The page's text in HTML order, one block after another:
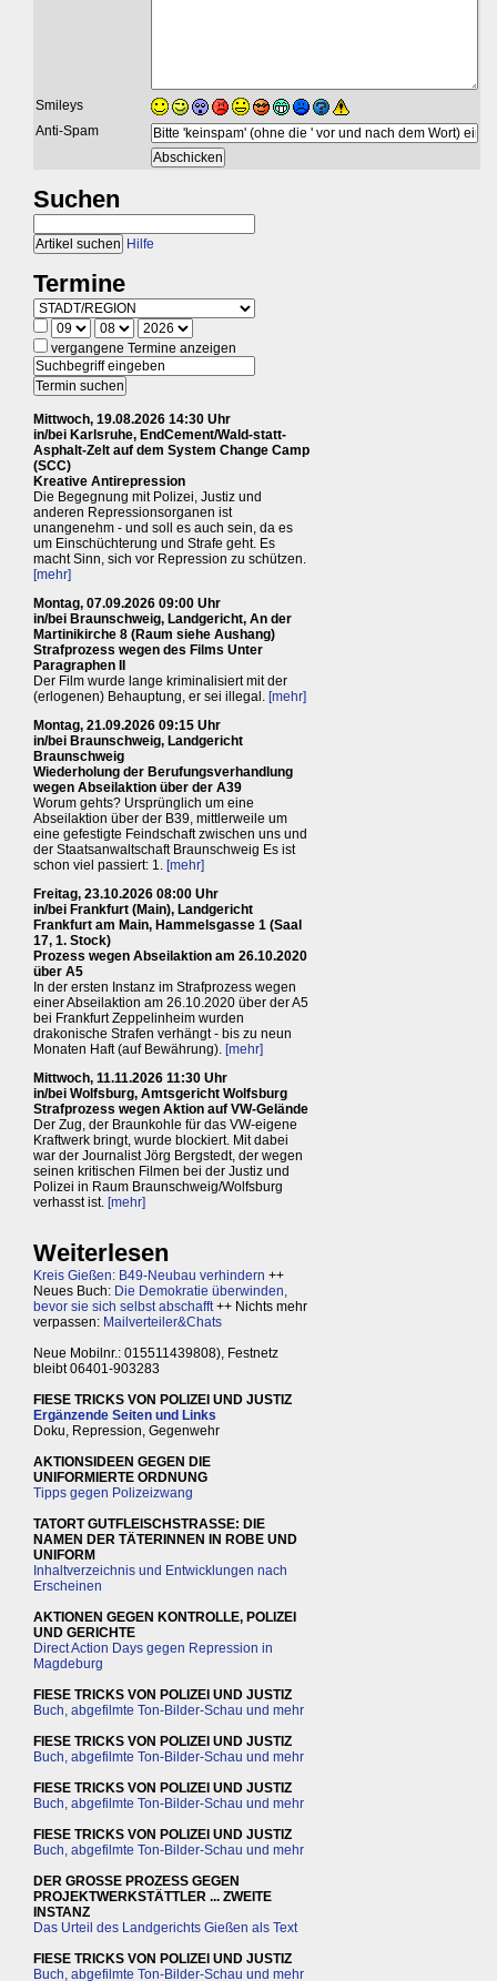
Smileys
Anti-Spam
Suchen
Hilfe
Termine
vergangene Termine anzeigen
Mittwoch, 19.08.2026 14:30 Uhr
in/bei Karlsruhe, EndCement/Wald-statt-
Asphalt-Zelt auf dem System Change Camp
(SCC)
Kreative Antirepression
Die Begegnung mit Polizei, Justiz und
anderen Repressionsorganen ist
unangenehm - und soll es auch sein, da es
um Einschüchterung und Strafe geht. Es
macht Sinn, sich vor Repression zu schützen.
[mehr]
Montag, 07.09.2026 09:00 Uhr
in/bei Braunschweig, Landgericht, An der
Martinikirche 8 (Raum siehe Aushang)
Strafprozess wegen des Films Unter
Paragraphen II
Der Film wurde lange kriminalisiert mit der
(erlogenen) Behauptung, er sei illegal. [mehr]
Montag, 21.09.2026 09:15 Uhr
in/bei Braunschweig, Landgericht
Braunschweig
Wiederholung der Berufungsverhandlung
wegen Abseilaktion über der A39
Worum gehts? Ursprünglich um eine
Abseilaktion über der B39, mittlerweile um
eine gefestigte Feindschaft zwischen uns und
der Staatsanwaltschaft Braunschweig Es ist
schon viel passiert: 1. [mehr]
Freitag, 23.10.2026 08:00 Uhr
in/bei Frankfurt (Main), Landgericht
Frankfurt am Main, Hammelsgasse 1 (Saal
17, 1. Stock)
Prozess wegen Abseilaktion am 26.10.2020
über A5
In der ersten Instanz im Strafprozess wegen
einer Abseilaktion am 26.10.2020 über der A5
bei Frankfurt Zeppelinheim wurden
drakonische Strafen verhängt - bis zu neun
Monaten Haft (auf Bewährung). [mehr]
Mittwoch, 11.11.2026 11:30 Uhr
in/bei Wolfsburg, Amtsgericht Wolfsburg
Strafprozess wegen Aktion auf VW-Gelände
Der Zug, der Braunkohle für das VW-eigene
Kraftwerk bringt, wurde blockiert. Mit dabei
war der Journalist Jörg Bergstedt, der wegen
seinen kritischen Filmen bei der Justiz und
Polizei in Raum Braunschweig/Wolfsburg
verhasst ist. [mehr]
Weiterlesen
Kreis Gießen: B49-Neubau verhindern ++
Neues Buch: Die Demokratie überwinden,
bevor sie sich selbst abschafft++ Nichts mehr
verpassen: Mailverteiler&Chats
Neue Mobilnr.: 015511439808), Festnetz
bleibt 06401-903283
FIESE TRICKS VON POLIZEI UND JUSTIZ
Ergänzende Seiten und Links
Doku, Repression, Gegenwehr
AKTIONSIDEEN GEGEN DIE
UNIFORMIERTE ORDNUNG
Tipps gegen Polizeizwang
TATORT GUTFLEISCHSTRASSE: DIE
NAMEN DER TÄTERINNEN IN ROBE UND
UNIFORM
Inhaltverzeichnis und Entwicklungen nach
Erscheinen
AKTIONEN GEGEN KONTROLLE, POLIZEI
UND GERICHTE
Direct Action Days gegen Repression in
Magdeburg
FIESE TRICKS VON POLIZEI UND JUSTIZ
Buch, abgefilmte Ton-Bilder-Schau und mehr
FIESE TRICKS VON POLIZEI UND JUSTIZ
Buch, abgefilmte Ton-Bilder-Schau und mehr
FIESE TRICKS VON POLIZEI UND JUSTIZ
Buch, abgefilmte Ton-Bilder-Schau und mehr
FIESE TRICKS VON POLIZEI UND JUSTIZ
Buch, abgefilmte Ton-Bilder-Schau und mehr
DER GROSSE PROZESS GEGEN
PROJEKTWERKSTÄTTLER ... ZWEITE
INSTANZ
Das Urteil des Landgerichts Gießen als Text
FIESE TRICKS VON POLIZEI UND JUSTIZ
Buch, abgefilmte Ton-Bilder-Schau und mehr